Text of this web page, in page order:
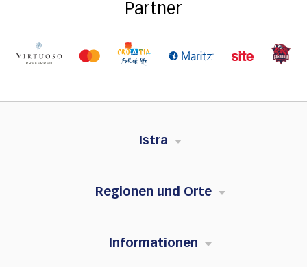
Partner
Istra
Regionen und Orte
Informationen